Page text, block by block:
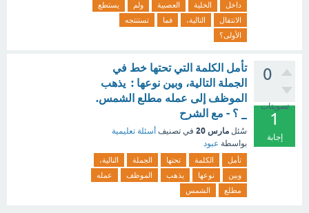
داخل
الخلية العصبية ولم
يستطع
الانتقال
التالية، فما
تستنتجه
الأولى؟
0
تصويتات
1
إجابة
تأمل الكلمة التي تحتها خط في
الجملة التالية، وبين نوعها : يذهب
الموظف إلى عمله مطلع الشمس.
_ ؟ - مع الشرح
سُئل مارس 20 في تصنيف أسئلة تعليمية
بواسطة عبود
تأمل الكلمة تحتها الجملة
التالية،
وبين
نوعها يذهب الموظف
عمله
مطلع
الشمس